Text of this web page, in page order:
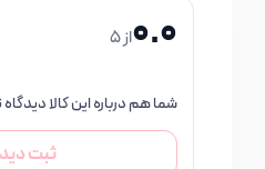
0.0از 5
شما هم درباره این کالا
ثبت